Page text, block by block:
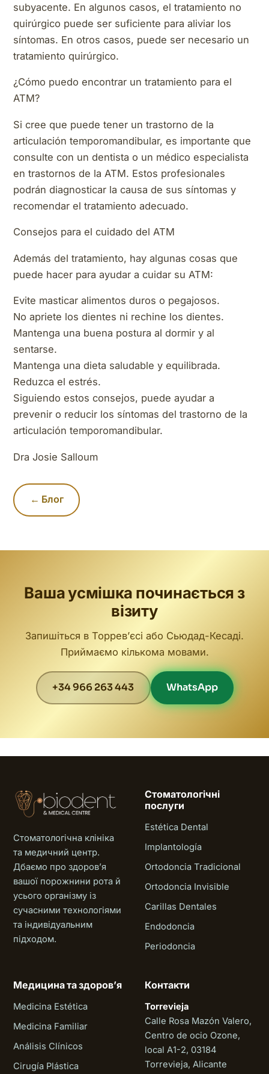
subyacente. En algunos casos, el tratamiento no
quirúrgico puede ser suficiente para aliviar los
síntomas. En otros casos, puede ser necesario un
tratamiento quirúrgico.
¿Cómo puedo encontrar un tratamiento para el
ATM?
Si cree que puede tener un trastorno de la
articulación temporomandibular, es importante que
consulte con un dentista o un médico especialista
en trastornos de la ATM. Estos profesionales
podrán diagnosticar la causa de sus síntomas y
recomendar el tratamiento adecuado.
Consejos para el cuidado del ATM
Además del tratamiento, hay algunas cosas que
puede hacer para ayudar a cuidar su ATM:
Evite masticar alimentos duros o pegajosos.
No apriete los dientes ni rechine los dientes.
Mantenga una buena postura al dormir y al
sentarse.
Mantenga una dieta saludable y equilibrada.
Reduzca el estrés.
Siguiendo estos consejos, puede ayudar a
prevenir o reducir los síntomas del trastorno de la
articulación temporomandibular.
Dra Josie Salloum
← Блог
Ваша усмішка починається з
візиту
Запишіться в Торревʼєсі або Сьюдад-Кесаді.
Приймаємо кількома мовами.
+34 966 263 443 WhatsApp
Стоматологічна клініка
та медичний центр.
Дбаємо про здоровʼя
вашої порожнини рота й
усього організму із
сучасними технологіями
та індивідуальним
підходом.
Стоматологічні
послуги
Estética Dental
Implantología
Ortodoncia Tradicional
Ortodoncia Invisible
Carillas Dentales
Endodoncia
Periodoncia
Медицина та здоровʼя
Medicina Estética
Medicina Familiar
Análisis Clínicos
Cirugía Plástica
Контакти
Torrevieja
Calle Rosa Mazón Valero,
Centro de ocio Ozone,
local A1-2, 03184
Torrevieja, Alicante